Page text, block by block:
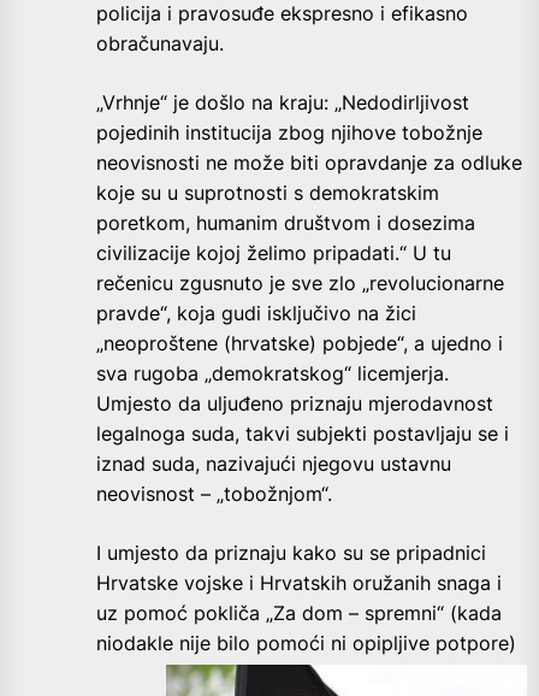
policija i pravosuđe ekspresno i efikasno
obračunavaju.
„Vrhnje“ je došlo na kraju: „Nedodirljivost
pojedinih institucija zbog njihove tobožnje
neovisnosti ne može biti opravdanje za odluke
koje su u suprotnosti s demokratskim
poretkom, humanim društvom i dosezima
civilizacije kojoj želimo pripadati.“ U tu
rečenicu zgusnuto je sve zlo „revolucionarne
pravde“, koja gudi isključivo na žici
„neoproštene (hrvatske) pobjede“, a ujedno i
sva rugoba „demokratskog“ licemjerja.
Umjesto da uljuđeno priznaju mjerodavnost
legalnoga suda, takvi subjekti postavljaju se i
iznad suda, nazivajući njegovu ustavnu
neovisnost – „tobožnjom“.
I umjesto da priznaju kako su se pripadnici
Hrvatske vojske i Hrvatskih oružanih snaga i
uz pomoć pokliča „Za dom – spremni“ (kada
niodakle nije bilo pomoći ni opipljive potpore)